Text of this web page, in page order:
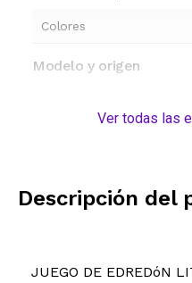
Colores
Modelo y origen
Ver todas las
Descripción del
JUEGO DE EDREDóN